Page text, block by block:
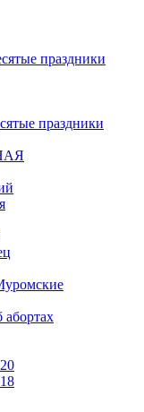
праздники
праздники